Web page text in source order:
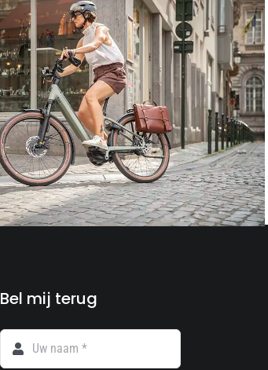
Bel mij terug